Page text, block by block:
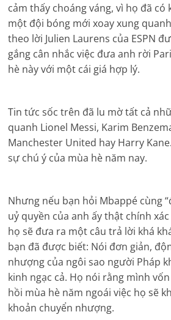
cảm thấy choáng váng, vì họ đã
một đội bóng mới xoay xung
theo lời Julien Laurens của ESPN
gắng cân nhắc việc đưa anh rời
hè này với một cái giá hợp lý.
Tin tức sốc trên đã lu mờ tất cả
quanh Lionel Messi, Karim
Manchester United hay Harry
sự chú ý của mùa hè năm nay.
Nhưng nếu bạn hỏi Mbappé cùng
uỷ quyền của anh ấy thật chính
họ sẽ đưa ra một câu trả lời khá
bạn đã được biết: Nói đơn giản,
nhượng của ngôi sao người Pháp
kinh ngạc cả. Họ nói rằng mình
hồi mùa hè năm ngoái việc họ sẽ
khoản chuyển nhượng.